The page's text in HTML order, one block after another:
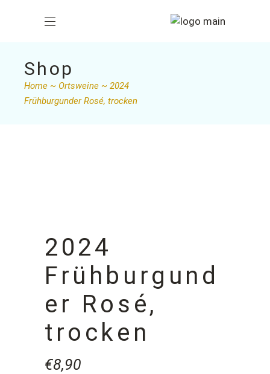
Shop
Home Ortsweine
2024
Frühburgunder Rosé, trocken
2024
Frühburgund
er Rosé,
trocken
€8,90